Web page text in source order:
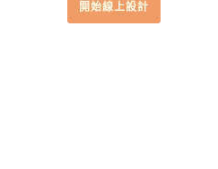
開始線上設計